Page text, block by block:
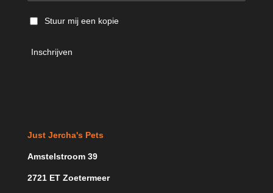
Stuur mij een kopie
Inschrijven
Just Jercha's Pets
Amstelstroom 39
2721 ET Zoetermeer